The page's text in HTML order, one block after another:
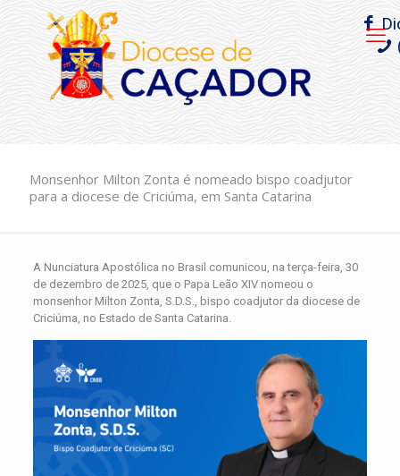
Monsenhor Milton Zonta é nomeado bispo coadjutor
para a diocese de Criciúma, em Santa Catarina
A Nunciatura Apostólica no Brasil comunicou, na terça-feira, 30
de dezembro de 2025, que o Papa Leão XIV nomeou o
monsenhor Milton Zonta, S.D.S., bispo coadjutor da diocese de
Criciúma, no Estado de Santa Catarina.